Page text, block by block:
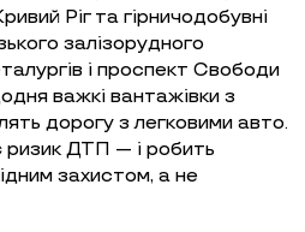
Ріг та гірничодобувні
залізорудного
і проспект Свободи
важкі вантажівки з
дорогу з легковими авто.
ризик ДТП — і робить
захистом, а не